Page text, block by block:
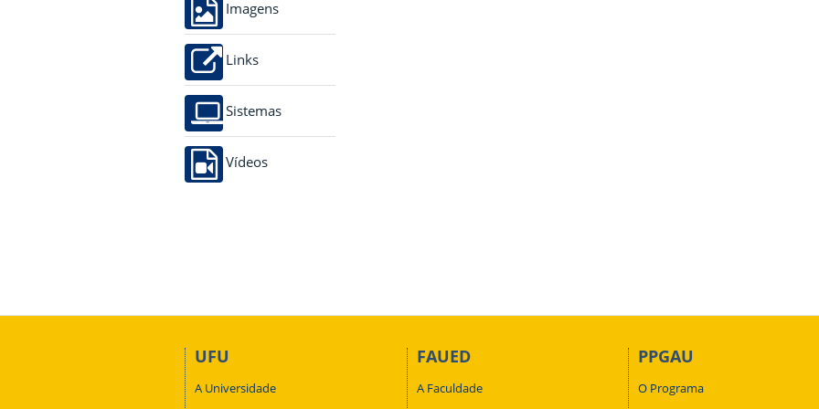
Imagens
Links
Sistemas
Vídeos
UFU
A Universidade
FAUED
A Faculdade
PPGAU
O Programa